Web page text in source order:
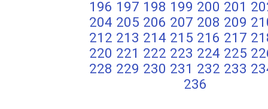
196 197 198 199 200 201
204 205 206 207 208 209
212 213 214 215 216 217
220 221 222 223 224 225
228 229 230 231 232 233
236